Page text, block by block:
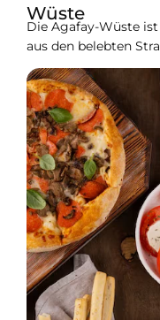
Wüste
Die Agafay-Wüste
aus den belebten
die Sanddünen der
erfordern, bietet
Landschaft nur 45
entfernt. Im Herzen
ein luxuriöses Öko-